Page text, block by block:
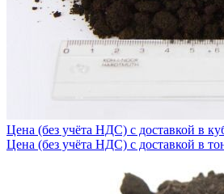
Цена (без учёта НДС) с доставкой в
Цена (без учёта НДС) с доставкой в